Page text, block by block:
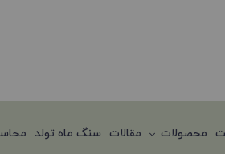
محصولات مقالات سنگ ماه تولد